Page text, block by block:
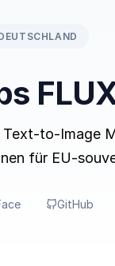
Text-to-Image
für EU-
GitHub